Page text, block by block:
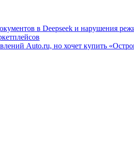
в Deepseek и нарушения
Auto.ru, но хочет купить